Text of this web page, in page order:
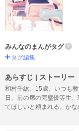
みんなのまんがタグ
タグ編集
あらすじ | ストーリー
和村千紘、15歳。いつも
日、前の席の完璧優等生
てほしいと頼まれる。かな
者だったのだ！授業中や